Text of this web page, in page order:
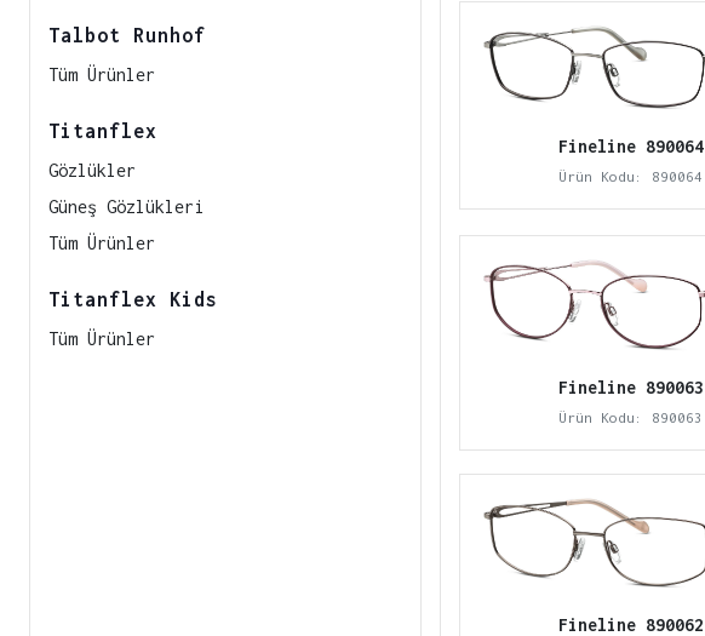
Talbot Runhof
Tüm Ürünler
Titanflex
Gözlükler
Güneş Gözlükleri
Tüm Ürünler
Titanflex Kids
Tüm Ürünler
Fineline 890064
Ürün Kodu: 890064
Fineline 890063
Ürün Kodu: 890063
Fineline 890062